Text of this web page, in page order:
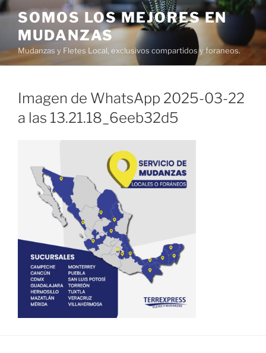
Ir
contenido
SOMOS LOS MEJORES EN
MUDANZAS
Mudanzas y Fletes Local, exclusivos compartidos y foraneos.
Imagen de WhatsApp 2025-03-22
a las 13.21.18_6eeb32d5